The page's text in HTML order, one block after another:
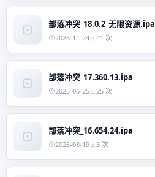
部落冲突_18.0.2_无限资源.ipa
2025-11-24 41 次
部落冲突_17.360.13.ipa
2025-06-25 25 次
部落冲突_16.654.24.ipa
2025-03-19 3 次